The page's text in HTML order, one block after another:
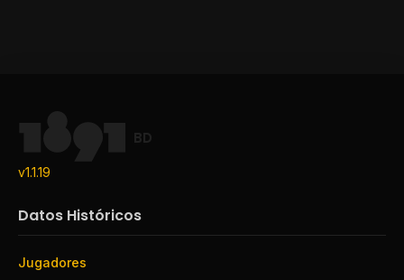
BD
v1.1.19
Datos Históricos
Jugadores